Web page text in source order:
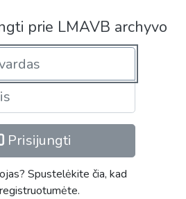
prie LMAVB archyvo
Prisijungti
Spustelėkite čia, kad